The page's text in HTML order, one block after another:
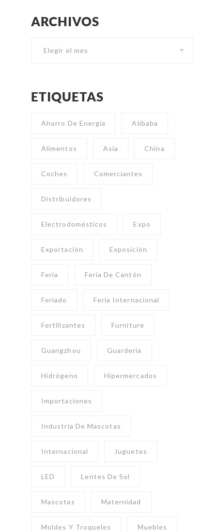
ARCHIVOS
ETIQUETAS
Ahorro De Energía Alibaba
Alimentos Asia China
Coches Comerciantes
Distribuidores
Electrodomésticos Expo
Exportación Exposición
Feria Feria De Cantón
Feriado Feria Internacional
Fertilizantes Furniture
Guangzhou Guardería
Hidrógeno Hipermercados
Importaciones
Industria De Mascotas
Internacional Juguetes
LED Lentes De Sol
Mascotas Maternidad
Moldes Y Troqueles Muebles